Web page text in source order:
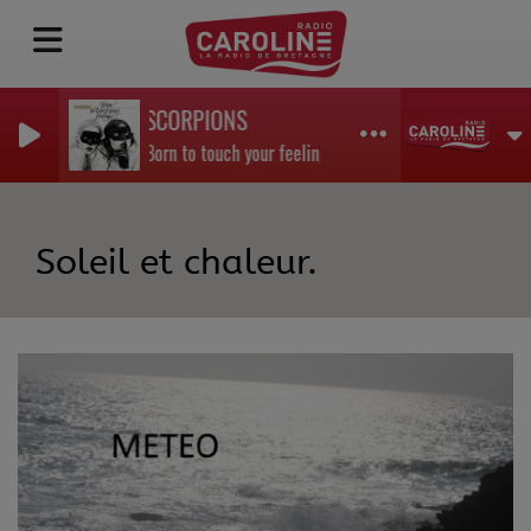
SCORPIONS
Born to touch your feelings
Soleil et chaleur.